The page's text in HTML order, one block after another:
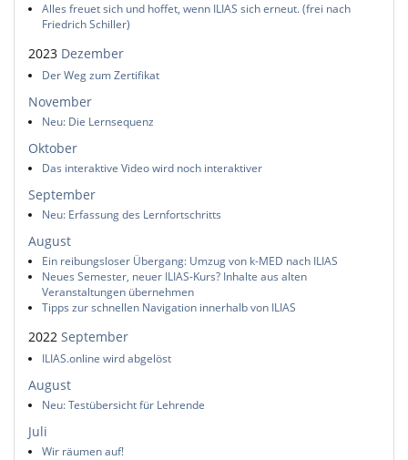
Alles freuet sich und hoffet, wenn ILIAS sich erneut. (frei nach
Friedrich Schiller)
2023 Dezember
Der Weg zum Zertifikat
November
Neu: Die Lernsequenz
Oktober
Das interaktive Video wird noch interaktiver
September
Neu: Erfassung des Lernfortschritts
August
Ein reibungsloser Übergang: Umzug von k-MED nach ILIAS
Neues Semester, neuer ILIAS-Kurs? Inhalte aus alten
Veranstaltungen übernehmen
Tipps zur schnellen Navigation innerhalb von ILIAS
2022 September
ILIAS.online wird abgelöst
August
Neu: Testübersicht für Lehrende
Juli
Wir räumen auf!